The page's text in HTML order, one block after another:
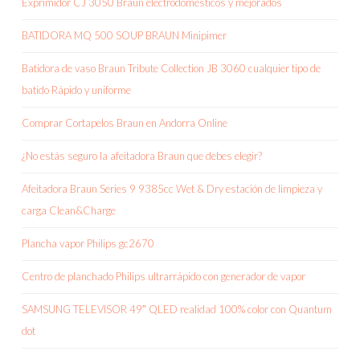
Exprimidor CJ 3050 Braun electrodomésticos y mejorados
BATIDORA MQ 500 SOUP BRAUN Minipimer
Batidora de vaso Braun Tribute Collection JB 3060 cualquier tipo de
batido Rápido y uniforme
Comprar Cortapelos Braun en Andorra Online
¿No estás seguro la afeitadora Braun que debes elegir?
Afeitadora Braun Series 9 9385cc Wet & Dry estación de limpieza y
carga Clean&Charge
Plancha vapor Philips gc2670
Centro de planchado Philips ultrarrápido con generador de vapor
SAMSUNG TELEVISOR 49″ QLED realidad 100% color con Quantum
dot